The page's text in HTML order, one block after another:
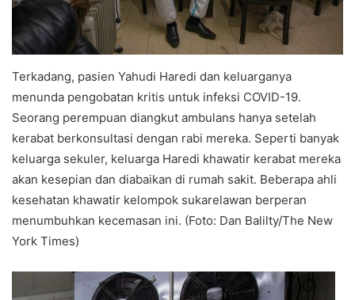
Terkadang, pasien Yahudi Haredi dan keluarganya
menunda pengobatan kritis untuk infeksi COVID-19.
Seorang perempuan diangkut ambulans hanya setelah
kerabat berkonsultasi dengan rabi mereka. Seperti banyak
keluarga sekuler, keluarga Haredi khawatir kerabat mereka
akan kesepian dan diabaikan di rumah sakit. Beberapa ahli
kesehatan khawatir kelompok sukarelawan berperan
menumbuhkan kecemasan ini. (Foto: Dan Balilty/The New
York Times)